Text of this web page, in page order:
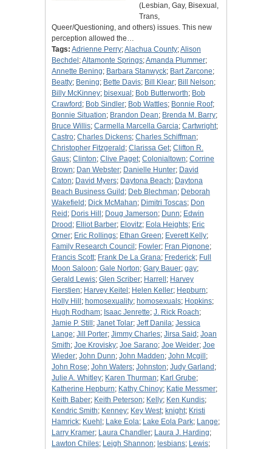
(Lesbian, Gay, Bisexual,
Trans,
Queer/Questioning, and others) issues. This new
perception allowed the…
Tags: Adrienne Perry;Alachua County;Alison
Bechdel ;Altamonte Springs;Amanda Plummer;
Annette Bening; Barbara Stanwyck; Bart Zarcone;
Beatty; Bening; Bette Davis; Bill Klear; Bill Nelson;
Billy McKinney; bisexual ; Bob Butterworth; Bob
Crawford ; Bob Sindler; Bob Wattles; Bonnie Roof;
Bonnie Situation; Brandon Dean; Brenda M. Barry;
Bruce Willis; Carmella Marcella Garcia; Cartwright;
Castro; Charles Dickens; Charles Schiffman;
Christopher Fitzgerald ; Clarissa Get; Clifton R.
Gaus; Clinton; Clive Paget; Colonialtown; Corrine
Brown; Dan Webster; Danielle Hunter; David
Caton; David Myers; Daytona Beach; Daytona
Beach Business Guild ; Deb Blechman; Deborah
Wakefield ; Dick McMahan; Dimitri Toscas; Don
Reid ; Doris Hill ; Doug Jamerson; Dunn; Edwin
Drood ; Elliot Barber; Elovitz; Eola Heights; Eric
Orner; Eric Rollings; Ethan Green; Everett Kelly;
Family Research Council ; Fowler; Fran Pignone;
Francis Scott; Frank De La Grana; Frederick; Full
Moon Saloon; Gale Norton; Gary Bauer; gay;
Gerald Lewis; Glen Scriber; Harrell ; Harvey
Fierstien; Harvey Keitel ; Helen Keller; Hepburn;
Holly Hill ; homosexuality; homosexuals; Hopkins;
Hugh Rodham; Isaac Jenrette; J. Rick Roach;
Jamie P. Still ; Janet Tolar; Jeff Danila; Jessica
Lange; Jill Porter; Jimmy Charles; Jirsa Said ; Joan
Smith; Joe Krovisky; Joe Sarano; Joe Weider; Joe
Wieder; John Dunn; John Madden; John Mcgill ;
John Rose; John Waters; Johnston; Judy Garland ;
Julie A. Whitley; Karen Thurman; Karl Grube;
Katherine Hepburn; Kathy Chinoy; Katie Messmer;
Keith Baber; Keith Peterson; Kelly; Ken Kundis;
Kendric Smith; Kenney; Key West; knight; Kristi
Hamrick; Kuehl ; Lake Eola; Lake Eola Park; Lange;
Larry Kramer; Laura Chandler; Laura J. Harding;
Lawton Chiles; Leigh Shannon; lesbians; Lewis;